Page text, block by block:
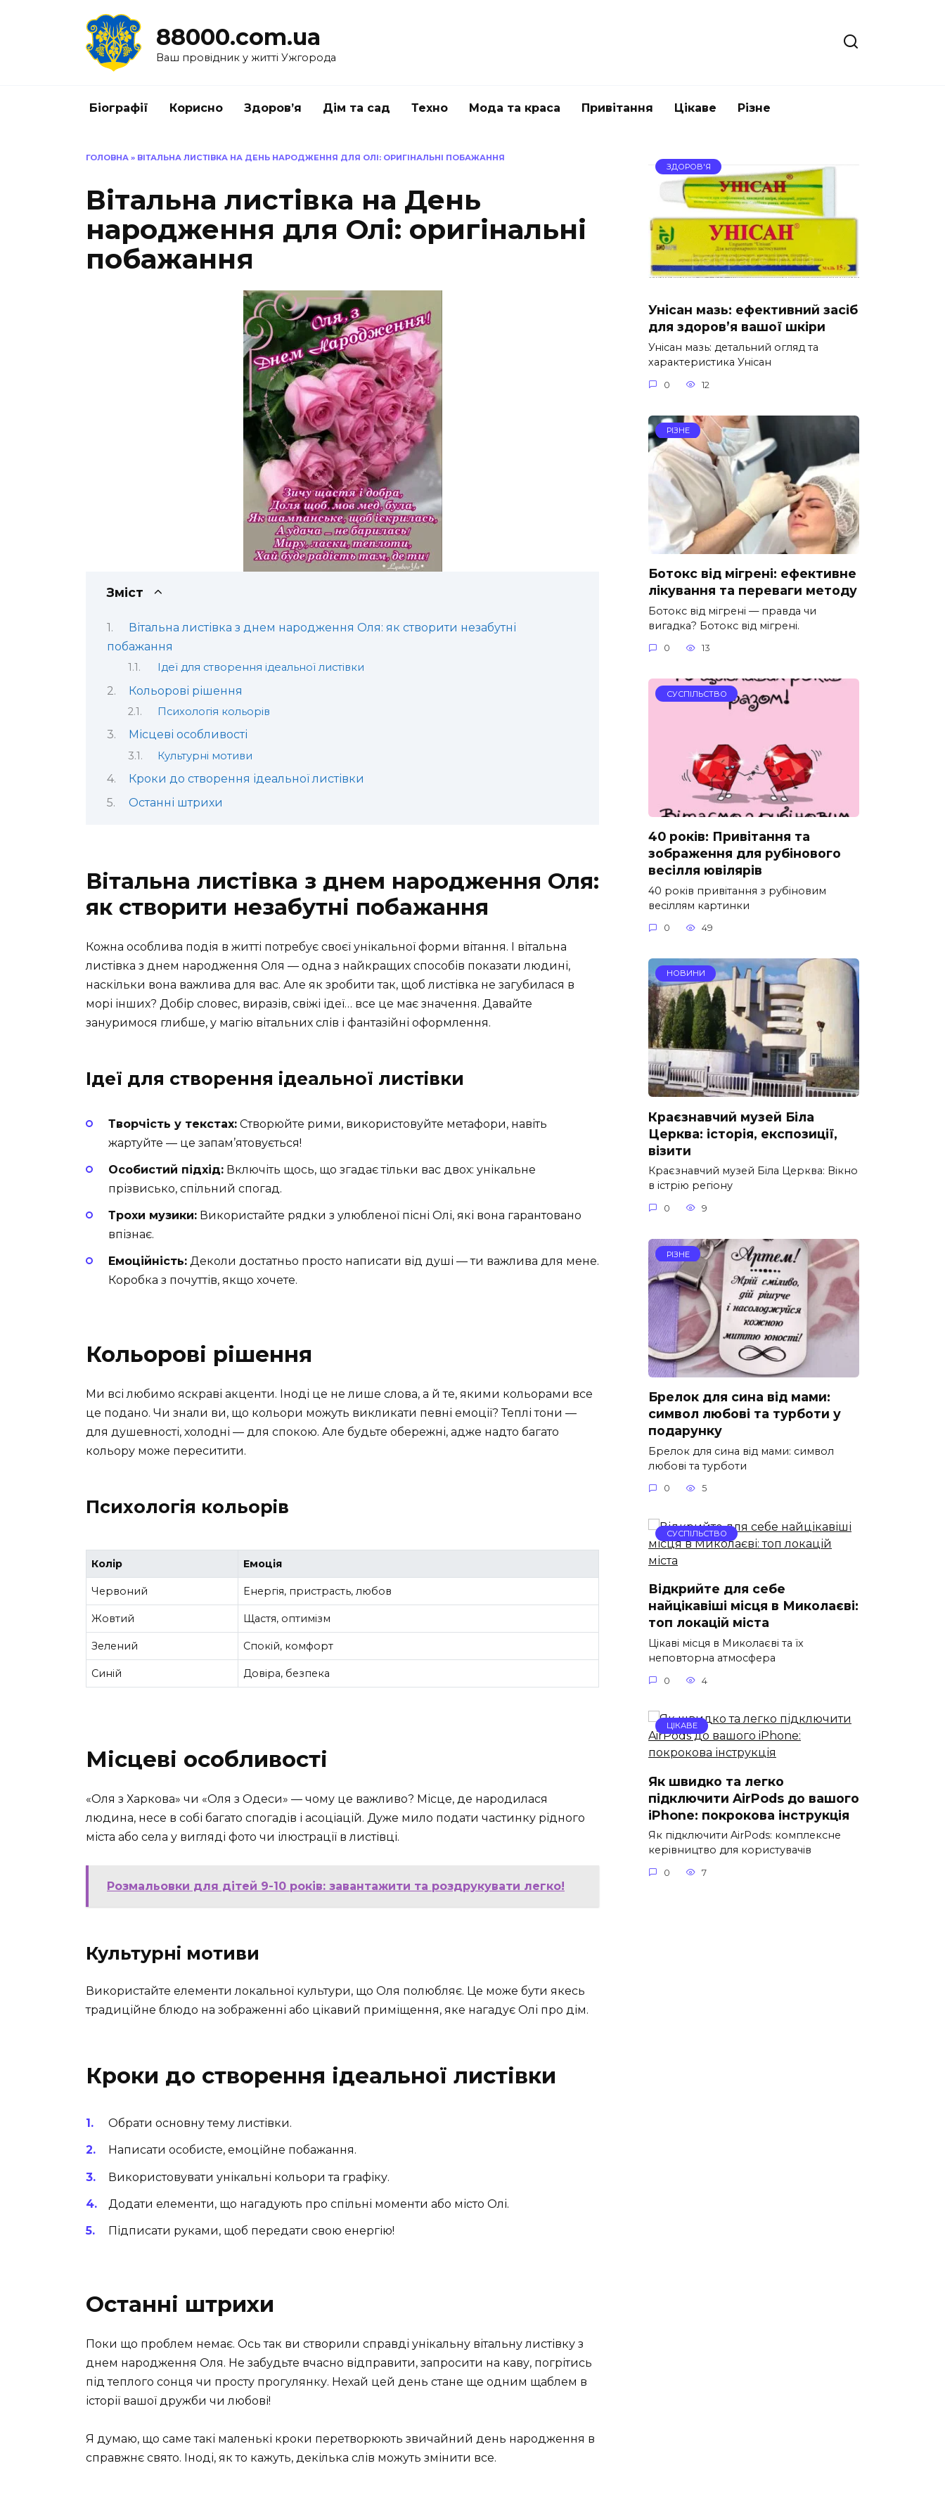
88000.com.ua
Ваш провідник у житті Ужгорода
Біографії Корисно Здоров’я Дім та сад Техно Мода та краса Привітання Цікаве Різне
ГОЛОВНА » ВІТАЛЬНА ЛИСТІВКА НА ДЕНЬ НАРОДЖЕННЯ ДЛЯ ОЛІ: ОРИГІНАЛЬНІ ПОБАЖАННЯ
Вітальна листівка на День
народження для Олі: оригінальні
побажання
Зміст
Вітальна листівка з днем народження Оля: як створити незабутні
побажання
Ідеї для створення ідеальної листівки
Кольорові рішення
Психологія кольорів
Місцеві особливості
Культурні мотиви
Кроки до створення ідеальної листівки
Останні штрихи
Вітальна листівка з днем народження Оля:
як створити незабутні побажання
Кожна особлива подія в житті потребує своєї унікальної форми вітання. І вітальна
листівка з днем народження Оля — одна з найкращих способів показати людині,
наскільки вона важлива для вас. Але як зробити так, щоб листівка не загубилася в
морі інших? Добір словес, виразів, свіжі ідеї… все це має значення. Давайте
зануримося глибше, у магію вітальних слів і фантазійні оформлення.
Ідеї для створення ідеальної листівки
Творчість у текстах: Створюйте рими, використовуйте метафори, навіть
жартуйте — це запам’ятовується!
Особистий підхід: Включіть щось, що згадає тільки вас двох: унікальне
прізвисько, спільний спогад.
Трохи музики: Використайте рядки з улюбленої пісні Олі, які вона гарантовано
впізнає.
Емоційність: Деколи достатньо просто написати від душі — ти важлива для мене.
Коробка з почуттів, якщо хочете.
Кольорові рішення
Ми всі любимо яскраві акценти. Іноді це не лише слова, а й те, якими кольорами все
це подано. Чи знали ви, що кольори можуть викликати певні емоції? Теплі тони —
для душевності, холодні — для спокою. Але будьте обережні, адже надто багато
кольору може переситити.
Психологія кольорів
Колір Емоція
Червоний Енергія, пристрасть, любов
Жовтий Щастя, оптимізм
Зелений Спокій, комфорт
Синій Довіра, безпека
Місцеві особливості
«Оля з Харкова» чи «Оля з Одеси» — чому це важливо? Місце, де народилася
людина, несе в собі багато спогадів і асоціацій. Дуже мило подати частинку рідного
міста або села у вигляді фото чи ілюстрації в листівці.
Розмальовки для дітей 9-10 років: завантажити та роздрукувати легко!
Культурні мотиви
Використайте елементи локальної культури, що Оля полюбляє. Це може бути якесь
традиційне блюдо на зображенні або цікавий приміщення, яке нагадує Олі про дім.
Кроки до створення ідеальної листівки
Обрати основну тему листівки.
Написати особисте, емоційне побажання.
Використовувати унікальні кольори та графіку.
Додати елементи, що нагадують про спільні моменти або місто Олі.
Підписати руками, щоб передати свою енергію!
Останні штрихи
Поки що проблем немає. Ось так ви створили справді унікальну вітальну листівку з
днем народження Оля. Не забудьте вчасно відправити, запросити на каву, погрітись
під теплого сонця чи просту прогулянку. Нехай цей день стане ще одним щаблем в
історії вашої дружби чи любові!
Я думаю, що саме такі маленькі кроки перетворюють звичайний день народження в
справжнє свято. Іноді, як то кажуть, декілька слів можуть змінити все.
ЗДОРОВ'Я
Унісан мазь: ефективний засіб
для здоров’я вашої шкіри
Унісан мазь: детальний огляд та
характеристика Унісан
0 12
РІЗНЕ
Ботокс від мігрені: ефективне
лікування та переваги методу
Ботокс від мігрені — правда чи
вигадка? Ботокс від мігрені.
0 13
СУСПІЛЬСТВО
40 років: Привітання та
зображення для рубінового
весілля ювілярів
40 років привітання з рубіновим
весіллям картинки
0 49
НОВИНИ
Краєзнавчий музей Біла
Церква: історія, експозиції,
візити
Краєзнавчий музей Біла Церква: Вікно
в істрію регіону
0 9
РІЗНЕ
Брелок для сина від мами:
символ любові та турботи у
подарунку
Брелок для сина від мами: символ
любові та турботи
0 5
СУСПІЛЬСТВО
Відкрийте для себе
найцікавіші місця в Миколаєві:
топ локацій міста
Цікаві місця в Миколаєві та їх
неповторна атмосфера
0 4
ЦІКАВЕ
Як швидко та легко
підключити AirPods до вашого
iPhone: покрокова інструкція
Як підключити AirPods: комплексне
керівництво для користувачів
0 7